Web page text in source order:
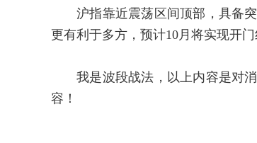
沪指靠近震荡区间顶部，具备突
更有利于多方，预计10月将实现开
我是波段战法，以上内容是对消
容！